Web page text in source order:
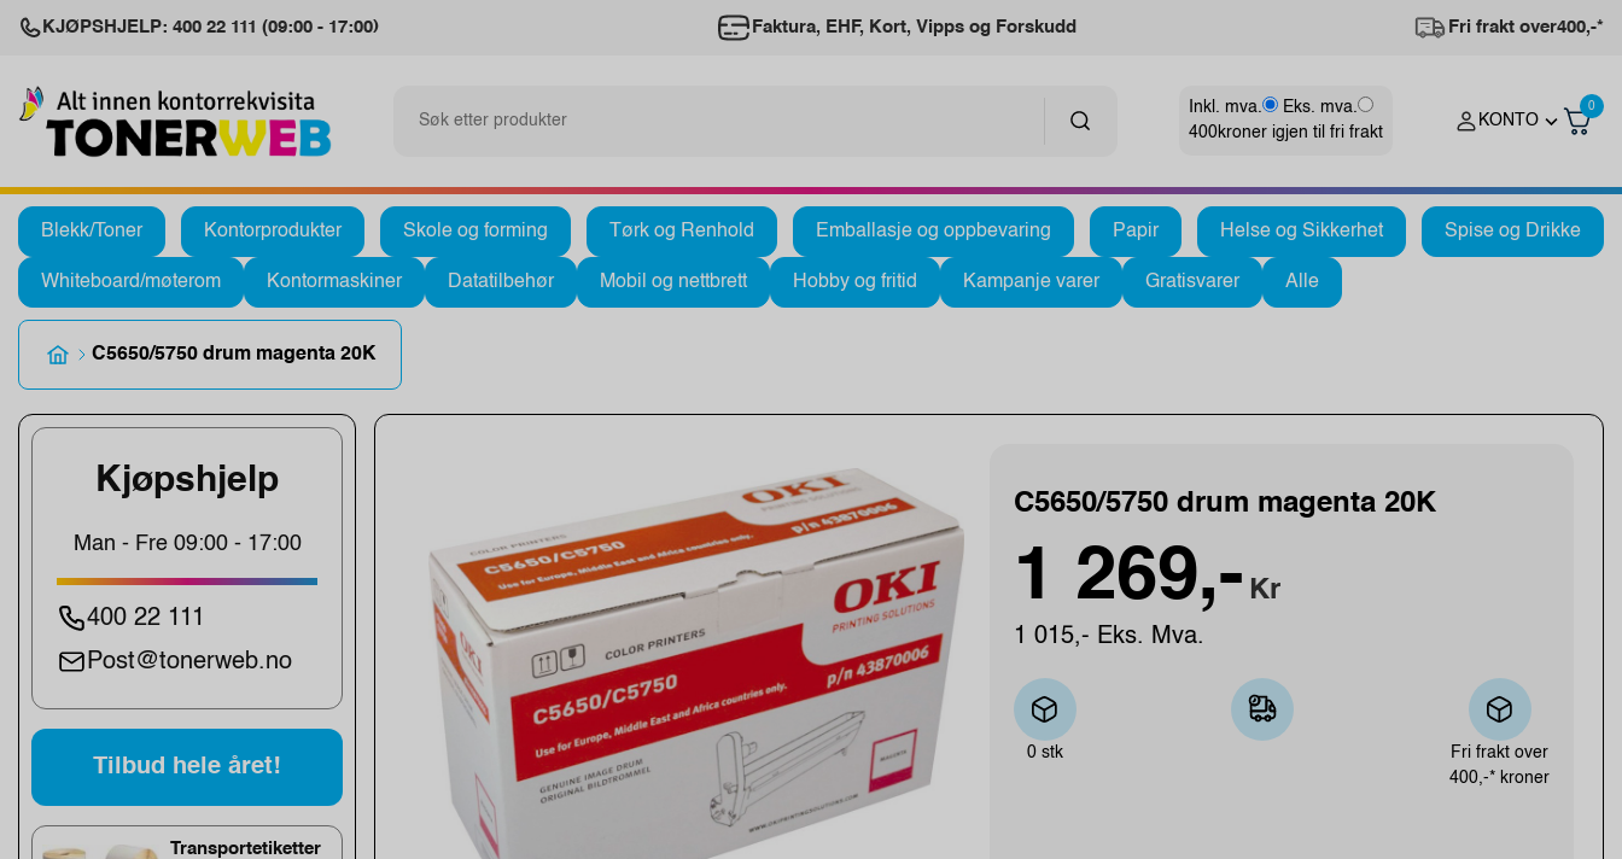
KJØPSHJELP: 400 22 111 (09:00 - 17:00) Faktura, EHF, Kort, Vipps og Forskudd Fri frakt over400,-*
Inkl. mva.
Eks. mva.
400kroner igjen til fri frakt
KONTO
0
Blekk/Toner Kontorprodukter Skole og forming Tørk og Renhold Emballasje og oppbevaring Papir Helse og Sikkerhet Spise og Drikke
Whiteboard/møterom Kontormaskiner Datatilbehør Mobil og nettbrett Hobby og fritid Kampanje varer Gratisvarer Alle
C5650/5750 drum magenta 20K
Kjøpshjelp
Man - Fre 09:00 - 17:00
400 22 111
Post@tonerweb.no
Tilbud hele året!
Transportetiketter
C5650/5750 drum magenta 20K
1 269,- Kr
1 015,- Eks. Mva.
0 stk
Fri frakt over
400,-* kroner